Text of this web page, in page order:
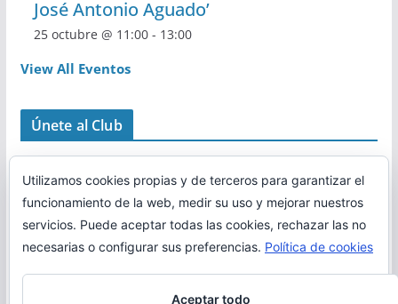
José Antonio Aguado’
25 octubre @ 11:00- 13:00
View All Eventos
Únete al Club
Utilizamos cookies propias y de terceros para garantizar el
funcionamiento de la web, medir su uso y mejorar nuestros
servicios. Puede aceptar todas las cookies, rechazar las no
necesarias o configurar sus preferencias. Política de cookies
Aceptar todo